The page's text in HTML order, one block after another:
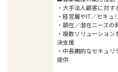
・大手法人顧客に対
・経営層やIT／セキュ
・顕在／潜在ニーズの
・複数ソリューショ
決支援
・中長期的なセキュ
提供